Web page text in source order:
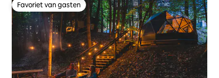
Favoriet van gasten
Favoriet van gasten